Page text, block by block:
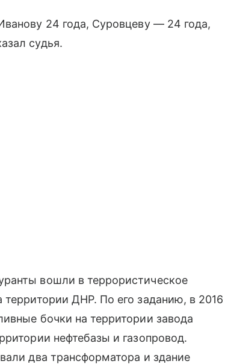
24 года, Суровцеву — 24 года,
судья.
вошли в террористическое
территории ДНР. По его заданию, в 2016
бочки на территории завода
нефтебазы и газопровод.
два трансформатора и здание